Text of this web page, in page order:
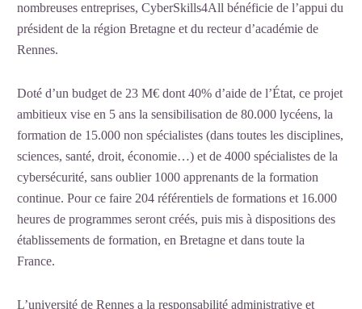
nombreuses entreprises, CyberSkills4All bénéficie de l’appui du
président de la région Bretagne et du recteur d’académie de
Rennes.
Doté d’un budget de 23 M€ dont 40% d’aide de l’État, ce projet
ambitieux vise en 5 ans la sensibilisation de 80.000 lycéens, la
formation de 15.000 non spécialistes (dans toutes les disciplines,
sciences, santé, droit, économie…) et de 4000 spécialistes de la
cybersécurité, sans oublier 1000 apprenants de la formation
continue. Pour ce faire 204 référentiels de formations et 16.000
heures de programmes seront créés, puis mis à dispositions des
établissements de formation, en Bretagne et dans toute la
France.
L’université de Rennes a la responsabilité administrative et